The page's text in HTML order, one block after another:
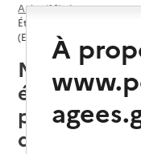
Aube (10)
Établissement
(EHPAD)
Méry-sur-
pour
dépendantes
À